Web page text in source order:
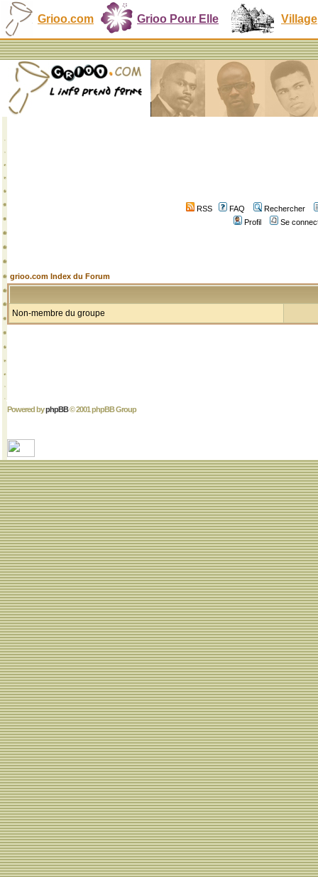
Grioo.com Grioo Pour Elle Village
RSS FAQ
Rechercher
Profil
Se
grioo.com Index du Forum
Non-membre du groupe
Powered byphpBB© 2001 phpBB Group